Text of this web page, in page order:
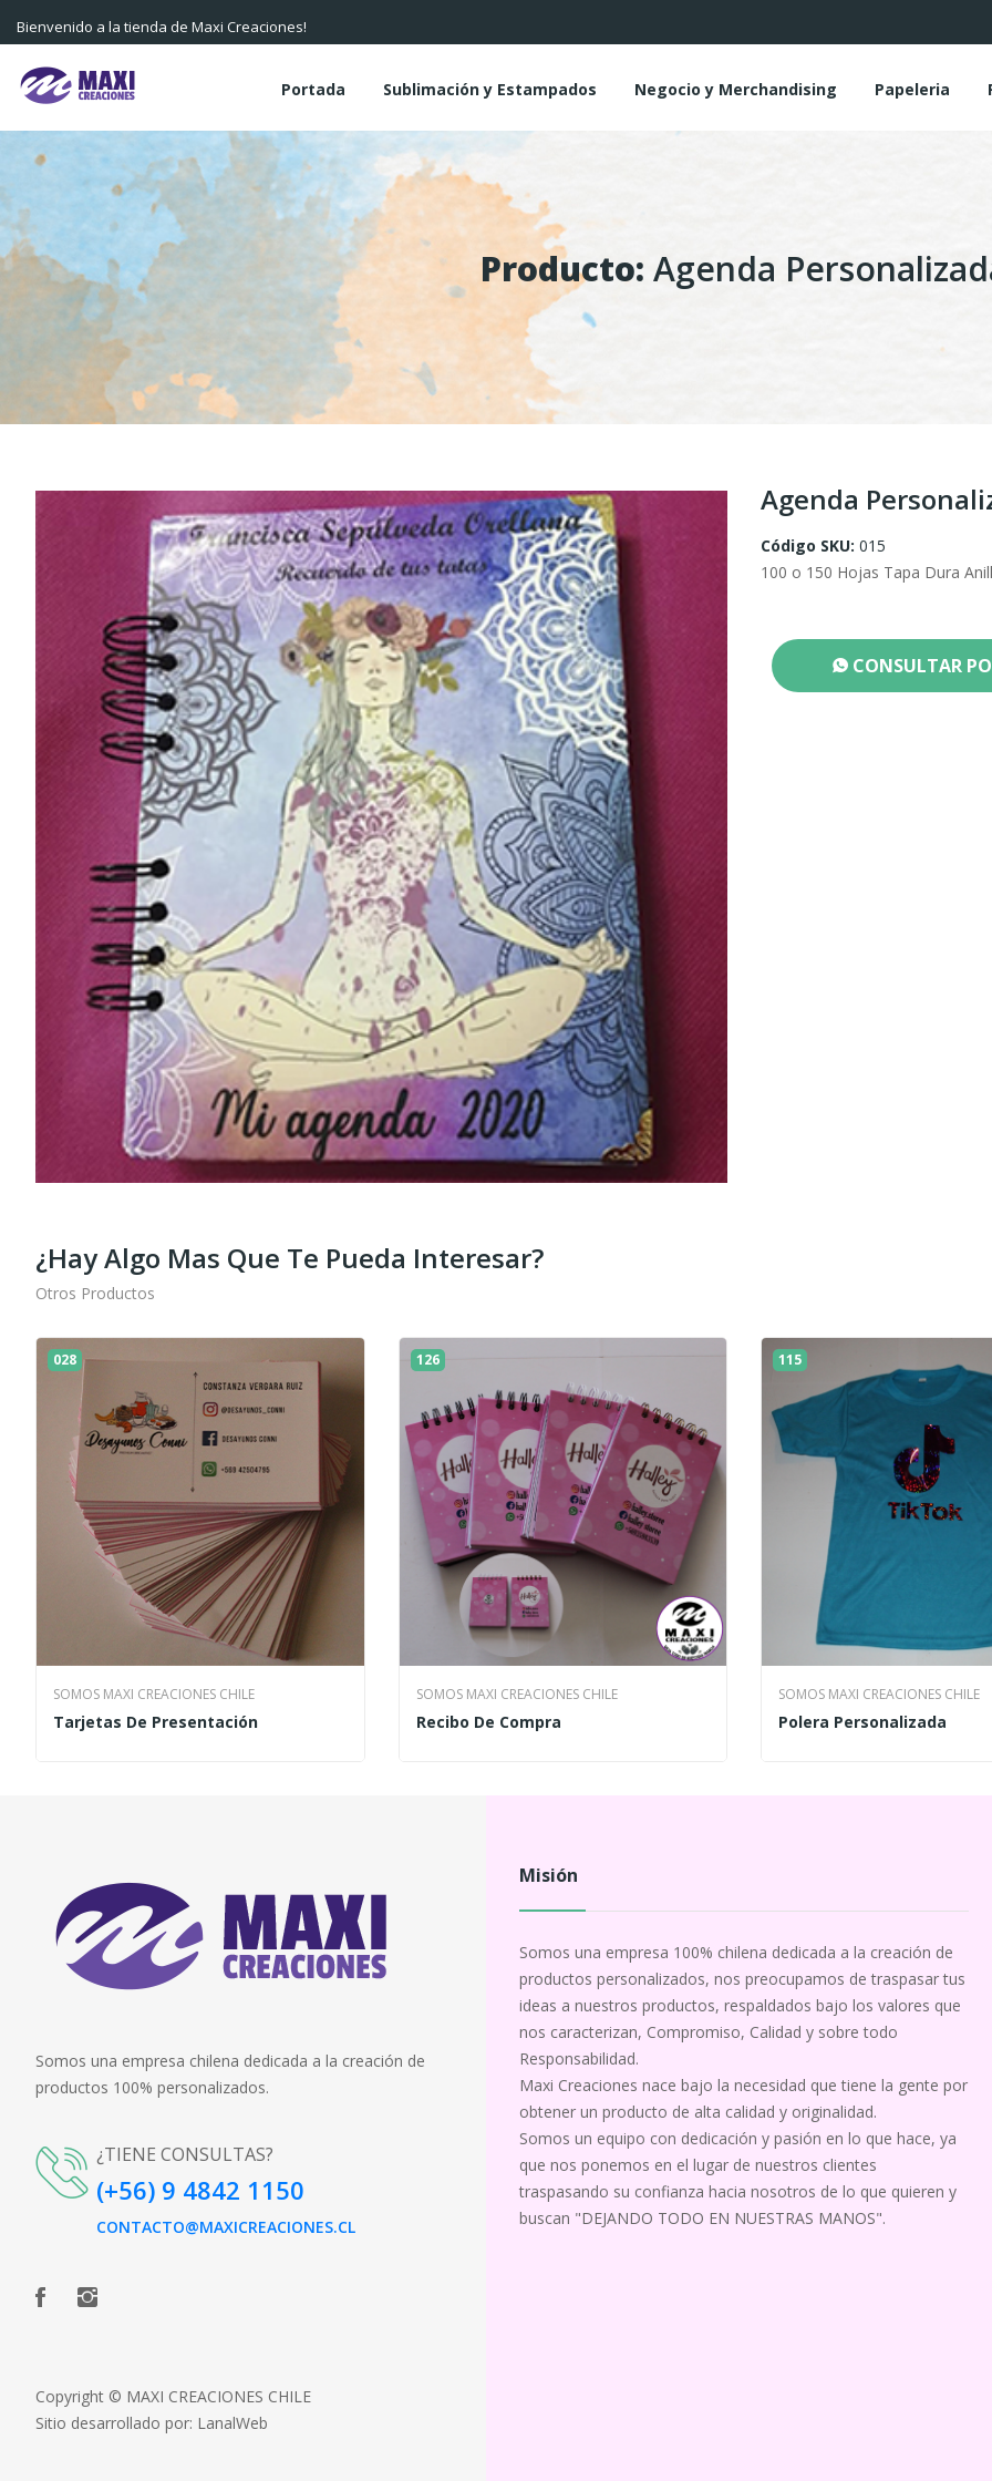
Bienvenido a la tienda de Maxi Creaciones!
Portada Sublimación y Estampados Negocio y Merchandising Papeleria
Producto: Agenda
Agenda
Código SKU: 015
100 o 150 Hojas Tapa Dura
CONSULTAR
¿Hay Algo Mas Que Te Pueda Interesar?
Otros Productos
028
SOMOS MAXI CREACIONES CHILE
Tarjetas De Presentación
126
SOMOS MAXI CREACIONES CHILE
Recibo De Compra
115
SOMOS MAXI CREACIONES CHILE
Polera Personalizada
Somos una empresa chilena dedicada a la creación de
productos 100% personalizados.
¿TIENE CONSULTAS?
(+56) 9 4842 1150
CONTACTO@MAXICREACIONES.CL
Misión
Somos una empresa 100% chilena dedicada a la creación de
productos personalizados, nos preocupamos de traspasar tus
ideas a nuestros productos, respaldados bajo los valores que
nos caracterizan, Compromiso, Calidad y sobre todo
Responsabilidad.
Maxi Creaciones nace bajo la necesidad que tiene la gente por
obtener un producto de alta calidad y originalidad.
Somos un equipo con dedicación y pasión en lo que hace, ya
que nos ponemos en el lugar de nuestros clientes
traspasando su confianza hacia nosotros de lo que quieren y
buscan "DEJANDO TODO EN NUESTRAS MANOS".
Copyright © MAXI CREACIONES CHILE
Sitio desarrollado por: LanalWeb